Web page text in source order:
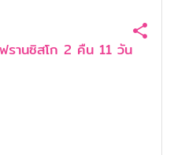
รานซิสโก 2 คืน 11 วัน